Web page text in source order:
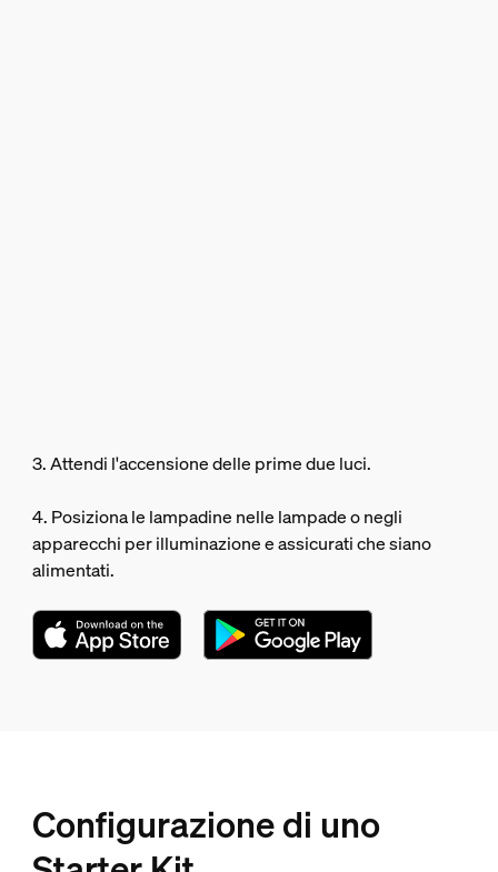
3. Attendi l'accensione delle prime due luci.
4. Posiziona le lampadine nelle lampade o negli
apparecchi per illuminazione e assicurati che siano
alimentati.
Configurazione di uno